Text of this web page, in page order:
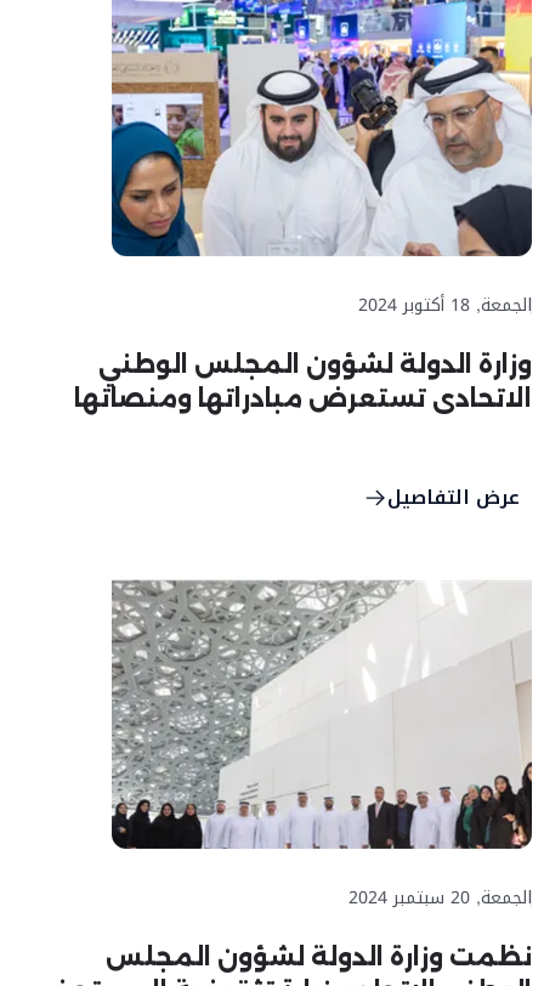
الجمعة, 18 أكتوبر 2024
وزارة الدولة لشؤون المجلس الوطني
الاتحادي تستعرض مبادراتها ومنصاتها
عرض التفاصيل
الجمعة, 20 سبتمبر 2024
نظمت وزارة الدولة لشؤون المجلس